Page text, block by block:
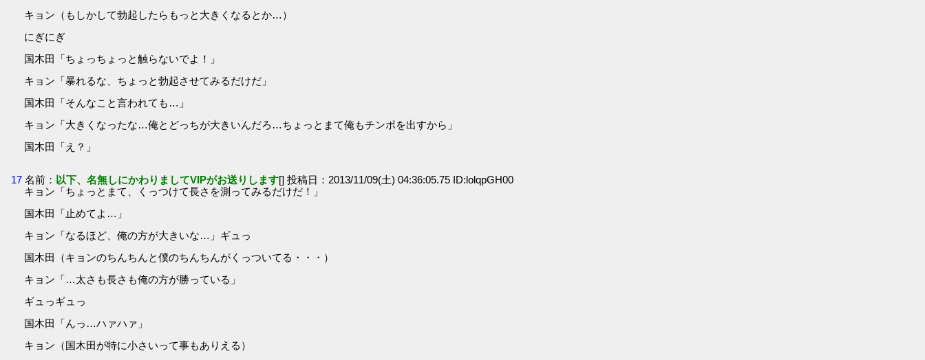
キョン（もしかして勃起したらもっと大きくなるとか…）
にぎにぎ
国木田「ちょっちょっと触らないでよ！」
キョン「暴れるな、ちょっと勃起させてみるだけだ」
国木田「そんなこと言われても…」
キョン「大きくなったな…俺とどっちが大きいんだろ…ちょっとまて俺もチンポを出すから」
国木田「え？」
17 名前： 以下、名無しにかわりましてVIPがお送りします[] 投稿日：2013/11/09(土) 04:36:05.75 ID:lolqpGH00
キョン「ちょっとまて、くっつけて長さを測ってみるだけだ！」
国木田「止めてよ…」
キョン「なるほど、俺の方が大きいな…」ギュっ
国木田（キョンのちんちんと僕のちんちんがくっついてる・・・）
キョン「…太さも長さも俺の方が勝っている」
ギュっギュっ
国木田「んっ…ハァハァ」
キョン（国木田が特に小さいって事もありえる）